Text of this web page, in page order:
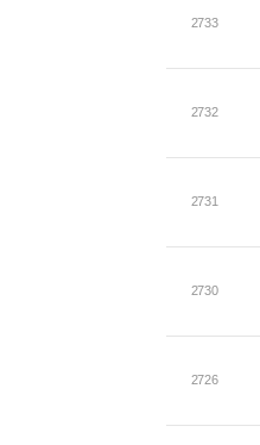
2733
2732
2731
2730
2726